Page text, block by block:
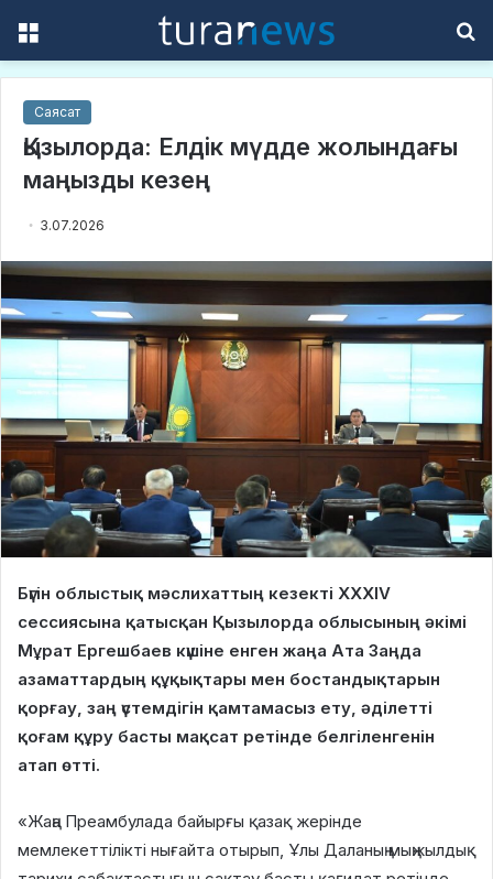
Саясат
Қызылорда: Елдік мүдде жолындағы
маңызды кезең
3.07.2026
Бүгін облыстық мәслихаттың кезекті XXXIV
сессиясына қатысқан Қызылорда облысының әкімі
Мұрат Ергешбаев күшіне енген жаңа Ата Заңда
азаматтардың құқықтары мен бостандықтарын
қорғау, заң үстемдігін қамтамасыз ету, әділетті
қоғам құру басты мақсат ретінде белгіленгенін
атап өтті.
«Жаңа Преамбулада байырғы қазақ жерінде
мемлекеттілікті нығайта отырып, Ұлы Даланың мыңжылдық